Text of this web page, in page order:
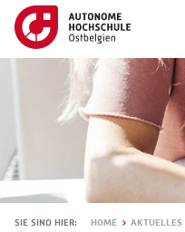
SIE SIND HIER: HOME AKTUELLES